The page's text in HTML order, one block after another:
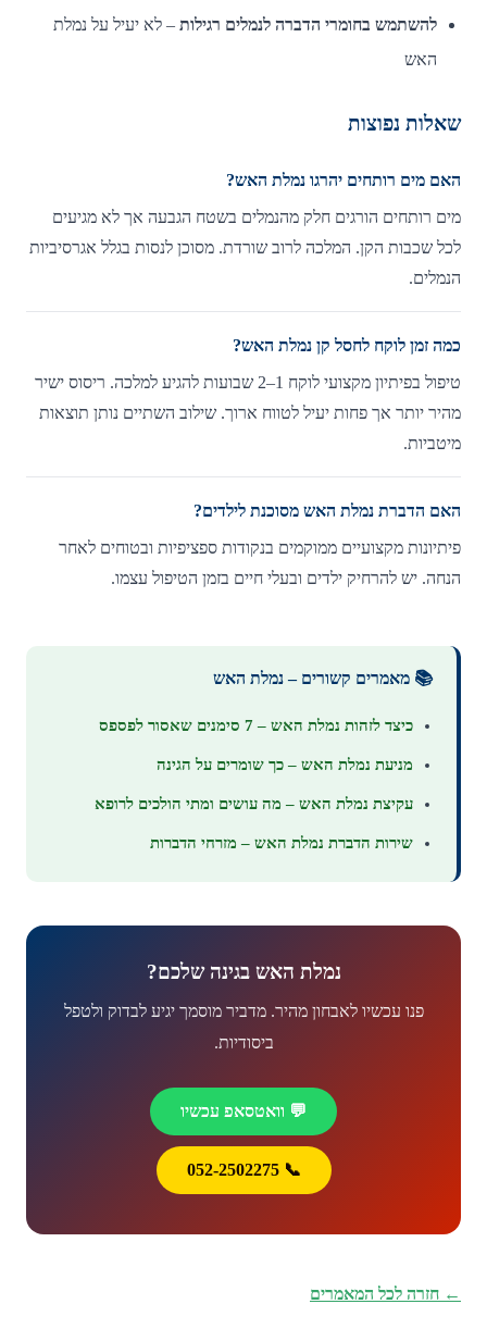
להשתמש בחומרי הדברה לנמלים רגילות – לא יעיל על נמלת
האש
שאלות נפוצות
האם מים רותחים יהרגו נמלת האש?
מים רותחים הורגים חלק מהנמלים בשטח הגבעה אך לא מגיעים
לכל שכבות הקן. המלכה לרוב שורדת. מסוכן לנסות בגלל אגרסיביות
הנמלים.
כמה זמן לוקח לחסל קן נמלת האש?
טיפול בפיתיון מקצועי לוקח 1–2 שבועות להגיע למלכה. ריסוס ישיר
מהיר יותר אך פחות יעיל לטווח ארוך. שילוב השתיים נותן תוצאות
מיטביות.
האם הדברת נמלת האש מסוכנת לילדים?
פיתיונות מקצועיים ממוקמים בנקודות ספציפיות ובטוחים לאחר
הנחה. יש להרחיק ילדים ובעלי חיים בזמן הטיפול עצמו.
📚 מאמרים קשורים – נמלת האש
כיצד לזהות נמלת האש – 7 סימנים שאסור לפספס
מניעת נמלת האש – כך שומרים על הגינה
עקיצת נמלת האש – מה עושים ומתי הולכים לרופא
שירות הדברת נמלת האש – מזרחי הדברות
נמלת האש בגינה שלכם?
פנו עכשיו לאבחון מהיר. מדביר מוסמך יגיע לבדוק ולטפל
ביסודיות.
💬 וואטסאפ עכשיו
📞 052-2502275
← חזרה לכל המאמרים